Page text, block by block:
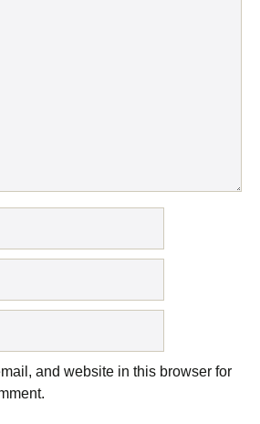
and website in this browser for